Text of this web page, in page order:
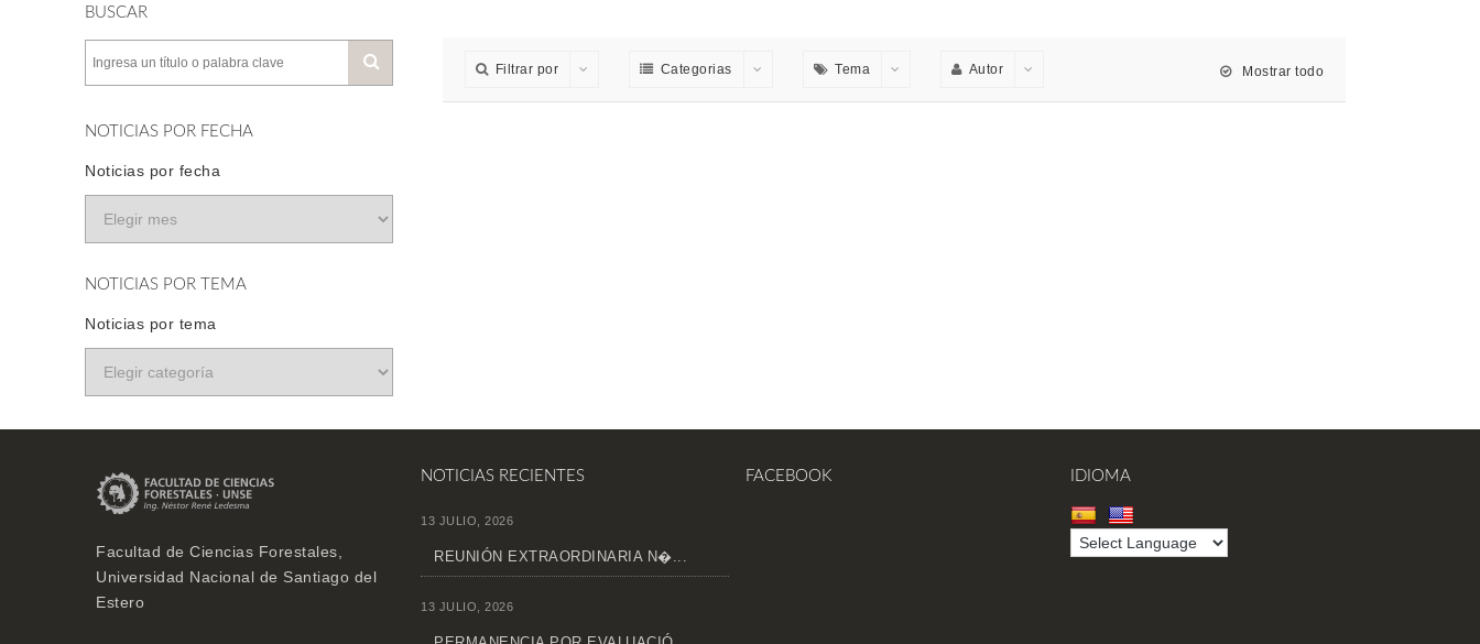
BUSCAR
NOTICIAS POR FECHA
Noticias por fecha
NOTICIAS POR TEMA
Noticias por tema
Filtrar por Categorias Tema Autor Mostrar todo
Facultad de Ciencias Forestales,
Universidad Nacional de Santiago del
Estero
NOTICIAS RECIENTES
13 JULIO, 2026
REUNIÓN EXTRAORDINARIA N�...
13 JULIO, 2026
FACEBOOK IDIOMA